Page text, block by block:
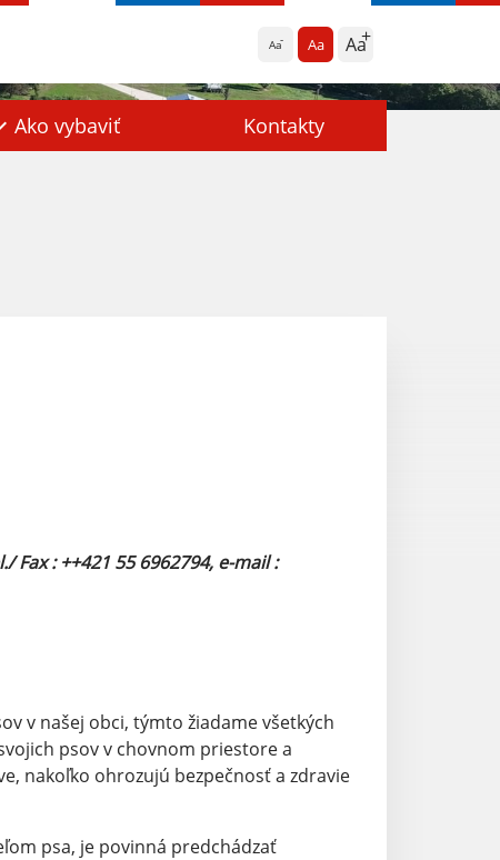
Aa Aa Aa
Ako vybaviť Kontakty
++421 55 6962794, e-mail :
v našej obci, týmto žiadame všetkých
psov v chovnom priestore a
nakoľko ohrozujú bezpečnosť a zdravie
psa, je povinná predchádzať